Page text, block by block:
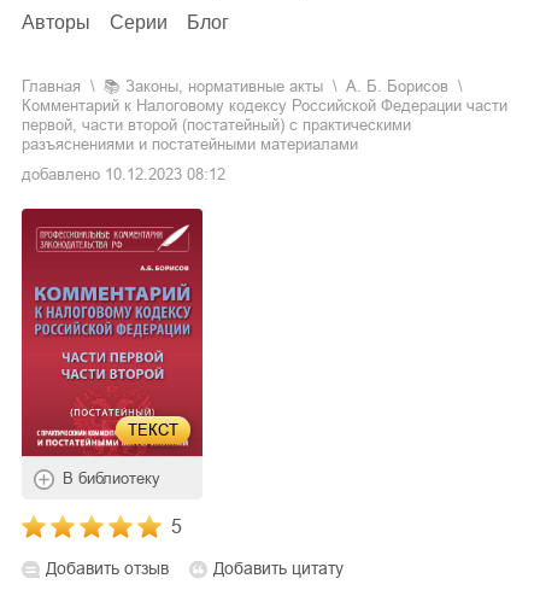
Авторы
Серии Блог
Главная 📚 законы, нормативные акты
А. Б. Борисов
Комментарий к Налоговому кодексу Российской Федерации части
первой, части второй (постатейный) с практическими
разъяснениями и постатейными материалами
добавлено 10.12.2023 08:12
ТЕКСТ
В библиотеку
5
Добавить отзыв
Добавить цитату